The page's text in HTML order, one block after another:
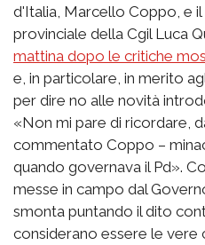
d'Italia, Marcello Coppo, e
provinciale della Cgil Luca
mattina dopo le critiche
e, in particolare, in merito
per dire no alle novità
«Non mi pare di ricordare,
commentato Coppo –
quando governava il Pd».
messe in campo dal
smonta puntando il dito
considerano essere le vere